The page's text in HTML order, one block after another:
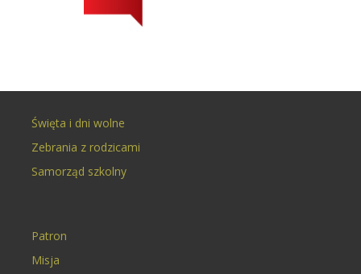
Święta i dni wolne
Zebrania z rodzicami
Samorząd szkolny
Patron
Misja